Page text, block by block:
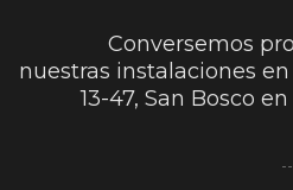
Conversemos
nuestras instalaciones
13-47, San Bosco